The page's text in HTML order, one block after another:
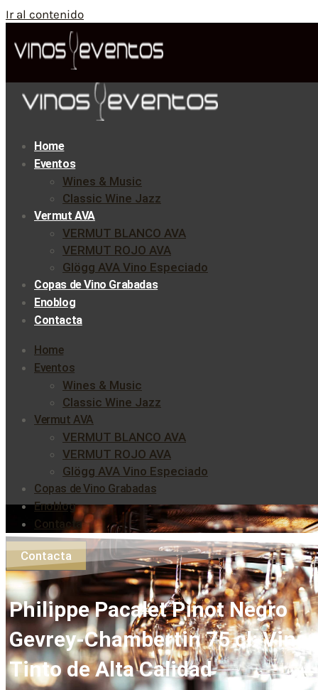
Ir al contenido
Home
Eventos
Wines & Music
Classic Wine Jazz
Vermut AVA
VERMUT BLANCO AVA
VERMUT ROJO AVA
Glögg AVA Vino Especiado
Copas de Vino Grabadas
Enoblog
Contacta
Home
Eventos
Wines & Music
Classic Wine Jazz
Vermut AVA
VERMUT BLANCO AVA
VERMUT ROJO AVA
Glögg AVA Vino Especiado
Copas de Vino Grabadas
Enoblog
Contacta
Contacta
Philippe Pacalet Pinot Negro
Gevrey-Chambertin 75 cl: Vino
Tinto de Alta Calidad